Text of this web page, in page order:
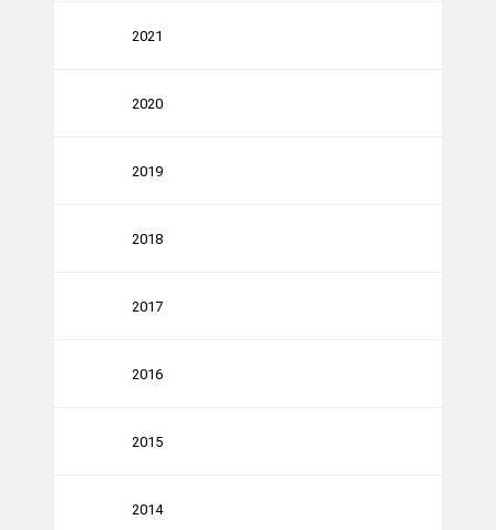
2021
2020
2019
2018
2017
2016
2015
2014